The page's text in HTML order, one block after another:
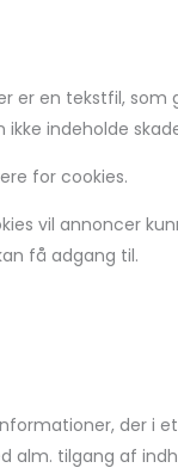
er en tekstfil,
indeholde
for cookies.
vil annoncer
få adgang til.
der i
alm. tilgang af